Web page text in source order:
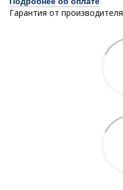
Гарантия от производителя